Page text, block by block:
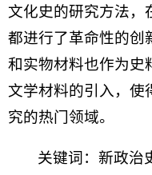
文化史的研究方法，
都进行了革命性的创
和实物材料也作为史
文学材料的引入，使
究的热门领域。
关键词：新政治